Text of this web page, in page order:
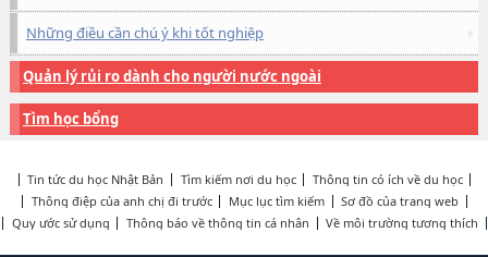
Những điều cần chú ý khi tốt nghiệp
Quản lý rủi ro dành cho người nước ngoài
Tìm học bổng
Tin tức du học Nhật Bản Tìm kiếm nơi du học
Thông tin có ích về du học
Thông điệp của anh chị đi trước
Mục lục tìm kiếm
Sơ đồ của trang web
Quy ước sử dụng
Thông báo về thông tin cá nhân Về môi trường tương thích